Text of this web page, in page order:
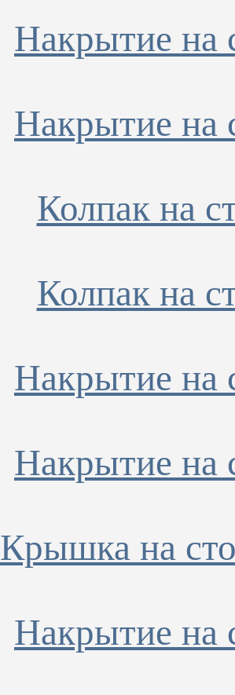
Накрытие на
Накрытие на
Колпак на
Колпак на
Накрытие на
Накрытие на
Крышка на
Накрытие на